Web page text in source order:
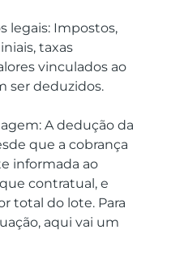
legais: Impostos,
taxas
vinculados ao
ser deduzidos.
A dedução da
que a cobrança
informada ao
contratual, e
total do lote. Para
aqui vai um